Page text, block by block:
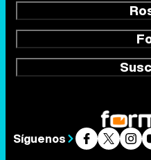
Síguenos